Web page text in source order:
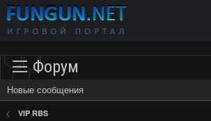
Форум
Новые сообщения
VIP RBS